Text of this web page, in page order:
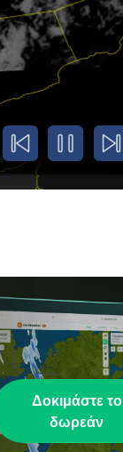
Δοκιμάστε το
δωρεάν